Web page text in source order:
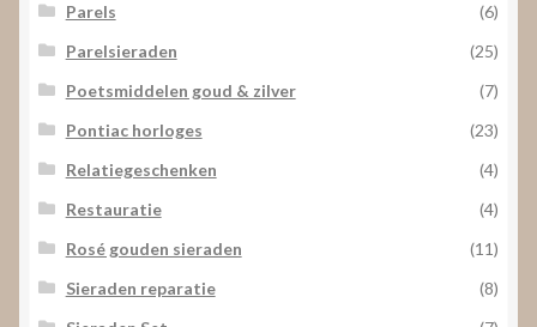
Parels
(6)
Parelsieraden
(25)
Poetsmiddelen goud & zilver
(7)
Pontiac horloges
(23)
Relatiegeschenken
(4)
Restauratie
(4)
Rosé gouden sieraden
(11)
Sieraden reparatie
(8)